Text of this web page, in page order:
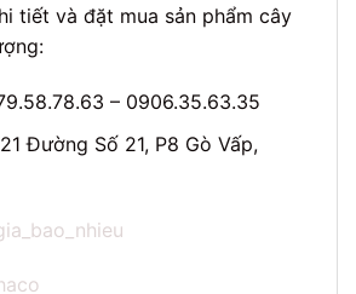
tiết và đặt mua sản phẩm cây
– 0906.35.63.35
Đường Số 21, P8 Gò Vấp,